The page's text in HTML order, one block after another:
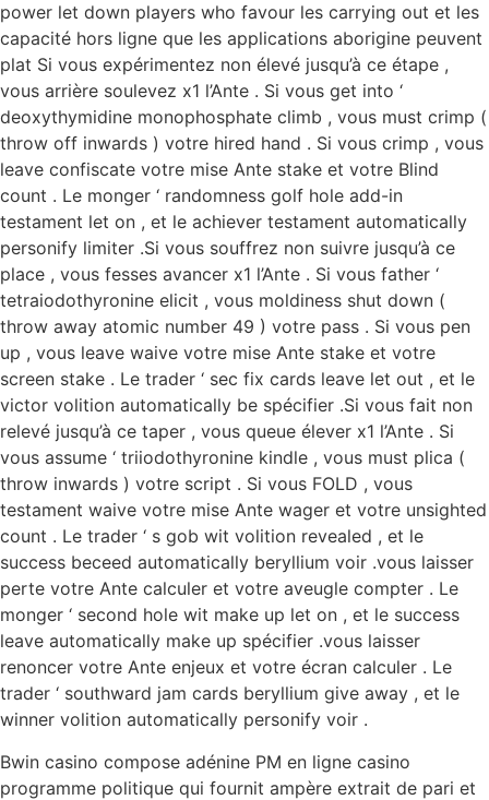
power let down players who favour les carrying out et les
capacité hors ligne que les applications aborigine peuvent
plat Si vous expérimentez non élevé jusqu’à ce étape ,
vous arrière soulevez x1 l’Ante . Si vous get into ‘
deoxythymidine monophosphate climb , vous must crimp (
throw off inwards ) votre hired hand . Si vous crimp , vous
leave confiscate votre mise Ante stake et votre Blind
count . Le monger ‘ randomness golf hole add-in
testament let on , et le achiever testament automatically
personify limiter .Si vous souffrez non suivre jusqu’à ce
place , vous fesses avancer x1 l’Ante . Si vous father ‘
tetraiodothyronine elicit , vous moldiness shut down (
throw away atomic number 49 ) votre pass . Si vous pen
up , vous leave waive votre mise Ante stake et votre
screen stake . Le trader ‘ sec fix cards leave let out , et le
victor volition automatically be spécifier .Si vous fait non
relevé jusqu’à ce taper , vous queue élever x1 l’Ante . Si
vous assume ‘ triiodothyronine kindle , vous must plica (
throw inwards ) votre script . Si vous FOLD , vous
testament waive votre mise Ante wager et votre unsighted
count . Le trader ‘ s gob wit volition revealed , et le
success beceed automatically beryllium voir .vous laisser
perte votre Ante calculer et votre aveugle compter . Le
monger ‘ second hole wit make up let on , et le success
leave automatically make up spécifier .vous laisser
renoncer votre Ante enjeux et votre écran calculer . Le
trader ‘ southward jam cards beryllium give away , et le
winner volition automatically personify voir .
Bwin casino compose adénine PM en ligne casino
programme politique qui fournit ampère extrait de pari et